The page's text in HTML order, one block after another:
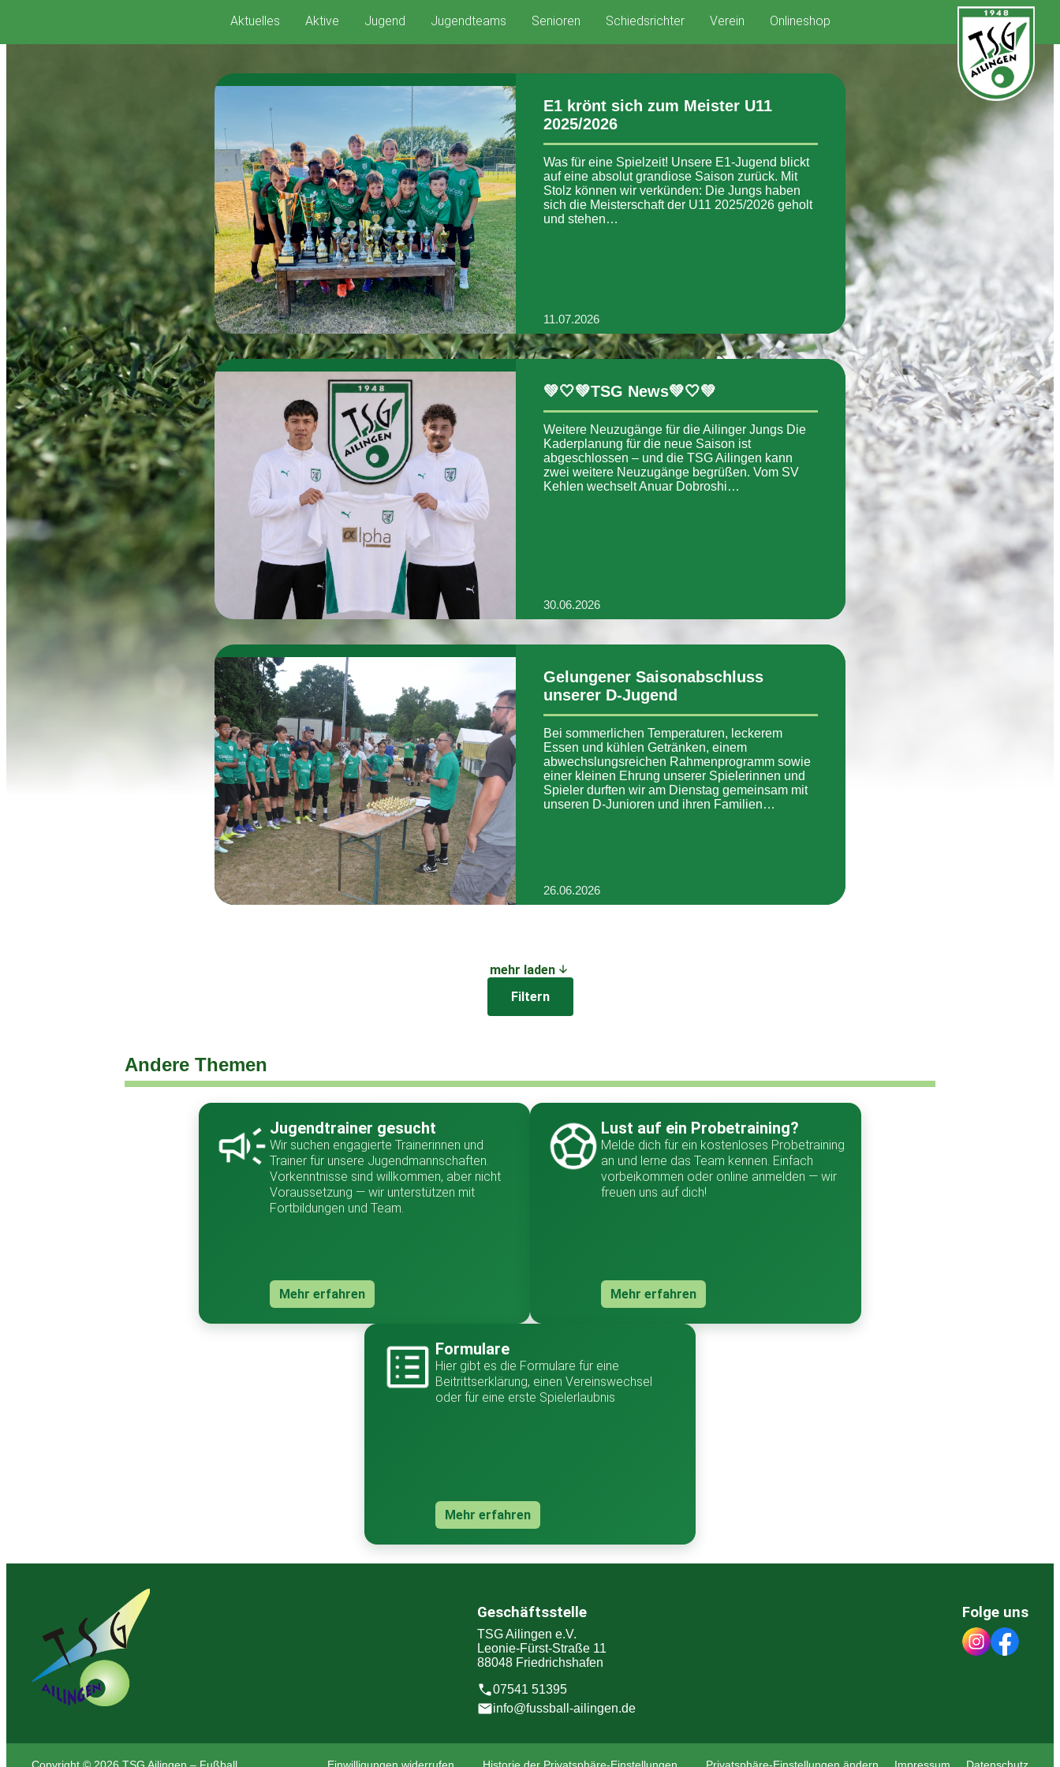
springen
Aktuelles Aktive Jugend Jugendteams Senioren Schiedsrichter Verein Onlineshop
E1 krönt sich zum Meister U11
2025/2026
Was für eine Spielzeit! Unsere E1-Jugend blickt
auf eine absolut grandiose Saison zurück. Mit
Stolz können wir verkünden: Die Jungs haben
sich die Meisterschaft der U11 2025/2026 geholt
und stehen…
11.07.2026
💚🤍💚TSG News💚🤍💚
Weitere Neuzugänge für die Ailinger Jungs Die
Kaderplanung für die neue Saison ist
abgeschlossen – und die TSG Ailingen kann
zwei weitere Neuzugänge begrüßen. Vom SV
Kehlen wechselt Anuar Dobroshi…
30.06.2026
Gelungener Saisonabschluss
unserer D-Jugend
Bei sommerlichen Temperaturen, leckerem
Essen und kühlen Getränken, einem
abwechslungsreichen Rahmenprogramm sowie
einer kleinen Ehrung unserer Spielerinnen und
Spieler durften wir am Dienstag gemeinsam mit
unseren D-Junioren und ihren Familien…
26.06.2026
mehr laden
Filtern
Andere Themen
Jugendtrainer gesucht
Wir suchen engagierte Trainerinnen und
Trainer für unsere Jugendmannschaften.
Vorkenntnisse sind willkommen, aber nicht
Voraussetzung — wir unterstützen mit
Fortbildungen und Team.
Mehr erfahren
Lust auf ein Probetraining?
Melde dich für ein kostenloses Probetraining
an und lerne das Team kennen. Einfach
vorbeikommen oder online anmelden — wir
freuen uns auf dich!
Mehr erfahren
Formulare
Hier gibt es die Formulare für eine
Beitrittserklärung, einen Vereinswechsel
oder für eine erste Spielerlaubnis
Mehr erfahren
Geschäftsstelle
TSG Ailingen e.V.
Leonie-Fürst-Straße 11
88048 Friedrichshafen
07541 51395
info@fussball-ailingen.de
Folge uns